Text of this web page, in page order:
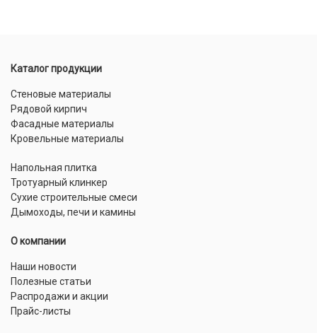
Каталог продукции
Стеновые материалы
Рядовой кирпич
Фасадные материалы
Кровельные материалы
Напольная плитка
Тротуарный клинкер
Сухие строительные смеси
Дымоходы, печи и камины
О компании
Наши новости
Полезные статьи
Распродажи и акции
Прайс-листы